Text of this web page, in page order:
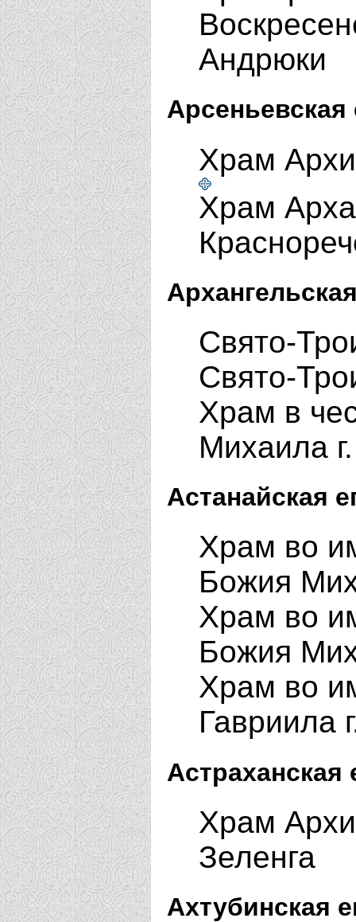
Андрюки
Арсеньевская
Храм
Храм
Свято-
Свято-
Храм в
Михаила
Астанайская
Храм во
Божия
Храм во
Божия
Храм во
Гавриила
Астраханская
Храм
Зеленга
Ахтубинская